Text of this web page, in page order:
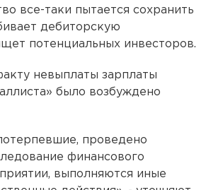
все-таки пытается сохранить
дебиторскую
потенциальных инвесторов.
невыплаты зарплаты
было возбуждено
проведено
финансового
выполняются иные